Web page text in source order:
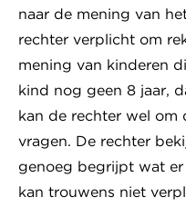
naar de mening van
rechter verplicht om
mening van kinderen
kind nog geen 8 jaar,
kan de rechter wel om
vragen. De rechter
genoeg begrijpt wat
kan trouwens niet